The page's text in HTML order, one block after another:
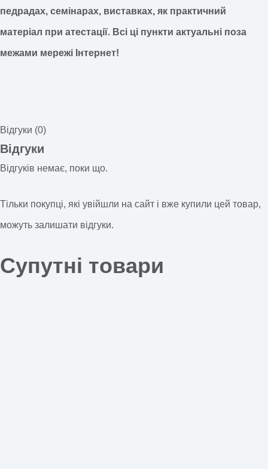
педрадах, семінарах, виставках, як практичний
матеріал при атестації. Всі ці пункти актуальні поза
межами мережі Інтернет!
Відгуки (0)
Відгуки
Відгуків немає, поки що.
Тільки покупці, які увійшли на сайт і вже купили цей товар,
можуть залишати відгуки.
Супутні товари